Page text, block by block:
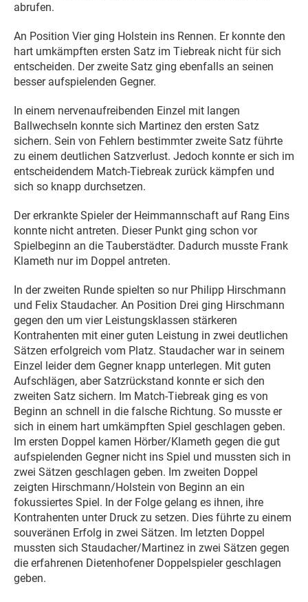
abrufen.
An Position Vier ging Holstein ins Rennen. Er konnte den
hart umkämpften ersten Satz im Tiebreak nicht für sich
entscheiden. Der zweite Satz ging ebenfalls an seinen
besser aufspielenden Gegner.
In einem nervenaufreibenden Einzel mit langen
Ballwechseln konnte sich Martinez den ersten Satz
sichern. Sein von Fehlern bestimmter zweite Satz führte
zu einem deutlichen Satzverlust. Jedoch konnte er sich im
entscheidendem Match-Tiebreak zurück kämpfen und
sich so knapp durchsetzen.
Der erkrankte Spieler der Heimmannschaft auf Rang Eins
konnte nicht antreten. Dieser Punkt ging schon vor
Spielbeginn an die Tauberstädter. Dadurch musste Frank
Klameth nur im Doppel antreten.
In der zweiten Runde spielten so nur Philipp Hirschmann
und Felix Staudacher. An Position Drei ging Hirschmann
gegen den um vier Leistungsklassen stärkeren
Kontrahenten mit einer guten Leistung in zwei deutlichen
Sätzen erfolgreich vom Platz. Staudacher war in seinem
Einzel leider dem Gegner knapp unterlegen. Mit guten
Aufschlägen, aber Satzrückstand konnte er sich den
zweiten Satz sichern. Im Match-Tiebreak ging es von
Beginn an schnell in die falsche Richtung. So musste er
sich in einem hart umkämpften Spiel geschlagen geben.
Im ersten Doppel kamen Hörber/Klameth gegen die gut
aufspielenden Gegner nicht ins Spiel und mussten sich in
zwei Sätzen geschlagen geben. Im zweiten Doppel
zeigten Hirschmann/Holstein von Beginn an ein
fokussiertes Spiel. In der Folge gelang es ihnen, ihre
Kontrahenten unter Druck zu setzen. Dies führte zu einem
souveränen Erfolg in zwei Sätzen. Im letzten Doppel
mussten sich Staudacher/Martinez in zwei Sätzen gegen
die erfahrenen Dietenhofener Doppelspieler geschlagen
geben.